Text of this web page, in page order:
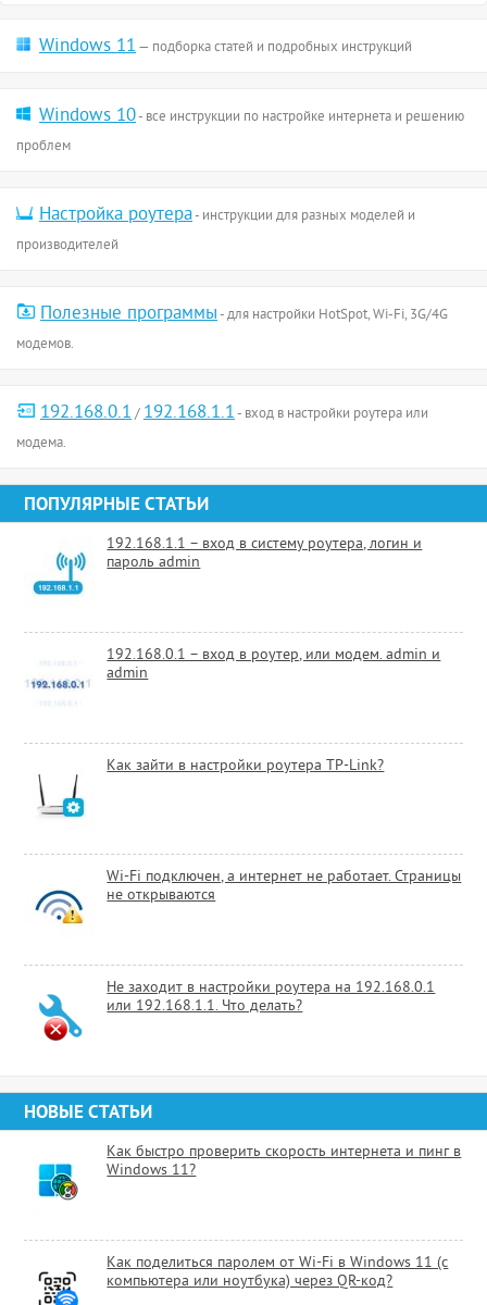
Windows 11— подборка статей и подробных инструкций
Windows 10- все инструкции по настройке интернета и решению
проблем
Настройка роутера- инструкции для разных моделей и
производителей
Полезные программы- для настройки HotSpot, Wi-Fi, 3G/4G
модемов.
192.168.0.1/192.168.1.1- вход в настройки роутера или
модема.
ПОПУЛЯРНЫЕ СТАТЬИ
192.168.1.1 – вход в систему роутера, логин и
пароль admin
192.168.0.1 – вход в роутер, или модем. admin и
admin
Как зайти в настройки роутера TP-Link?
Wi-Fi подключен, а интернет не работает. Страницы
не открываются
Не заходит в настройки роутера на 192.168.0.1
или 192.168.1.1. Что делать?
НОВЫЕ СТАТЬИ
Как быстро проверить скорость интернета и пинг в
Windows 11?
Как поделиться паролем от Wi-Fi в Windows 11 (с
компьютера или ноутбука) через QR-код?